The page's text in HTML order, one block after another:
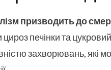
призводить до
печінки та
захворювань, які